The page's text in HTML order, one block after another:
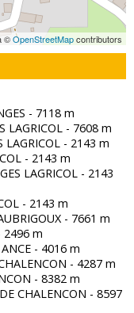
©OpenStreetMapcontributors
- 7118 m
LAGRICOL - 7608 m
LAGRICOL - 2143 m
- 2143 m
LAGRICOL - 2143
- 2143 m
- 7661 m
2496 m
- 4016 m
- 4287 m
- 8382 m
CHALENCON - 8597